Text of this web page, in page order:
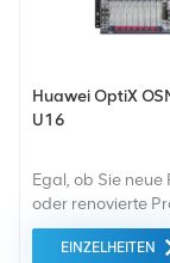
Huawei OptiX
U16
Egal, ob Sie neue
oder renovierte
benötigen, wir
um alles Garantie
EINZELHEITEN